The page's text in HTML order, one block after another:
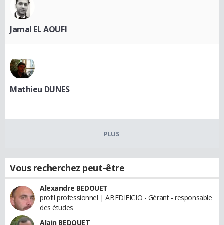
Jamal EL AOUFI
Mathieu DUNES
PLUS
Vous recherchez peut-être
Alexandre BEDOUET
profil professionnel | ABEDIFICIO - Gérant - responsable
des études
Alain BEDOUET